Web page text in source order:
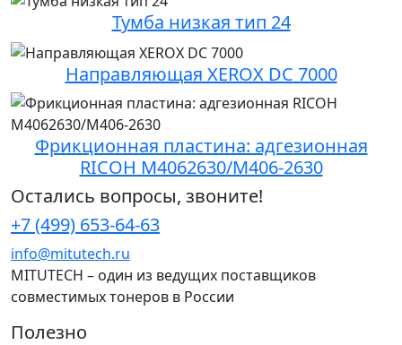
Тумба низкая тип 24
Направляющая XEROX DC 7000
Фрикционная пластина: адгезионная
RICOH M4062630/M406-2630
Остались вопросы, звоните!
+7 (499) 653-64-63
info@mitutech.ru
MITUTECH – один из ведущих поставщиков
совместимых тонеров в России
Полезно